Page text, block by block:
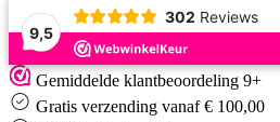
9,5
302 Reviews
Skip
to
content
Gemiddelde klantbeoordeling 9+
Gratis verzending vanaf € 100,00